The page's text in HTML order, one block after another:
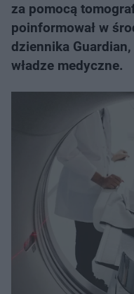
za pomocą
poinformował w
dziennika
władze medyczne.